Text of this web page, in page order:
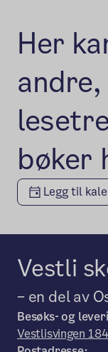
Her
bøker
Legg til
Vestli
– en del av
Besøks- og
Vestlisvingen